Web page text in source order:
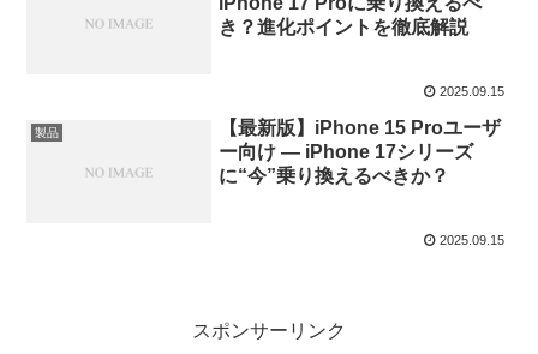
き？進化ポイントを徹底解説
2025.09.15
製品
【最新版】iPhone 15 Proユーザ
ー向け — iPhone 17シリーズ
に“今”乗り換えるべきか？
2025.09.15
スポンサーリンク